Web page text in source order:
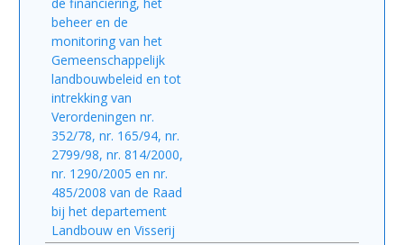
beheer en de
monitoring van het
Gemeenschappelijk
landbouwbeleid en tot
intrekking van
Verordeningen nr.
352/78, nr. 165/94, nr.
2799/98, nr. 814/2000,
nr. 1290/2005 en nr.
485/2008 van de Raad
bij het departement
Landbouw en Visserij